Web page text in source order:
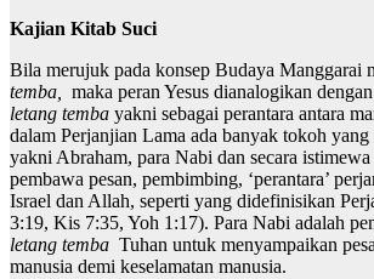
Kajian Kitab Suci
Bila merujuk pada konsep Budaya Manggarai
temba, maka peran Yesus dianalogikan
letang temba yakni sebagai perantara antara
dalam Perjanjian Lama ada banyak tokoh
yakni Abraham, para Nabi dan secara
pembawa pesan, pembimbing, ‘perantara’
Israel dan Allah, seperti yang didefinisikan
3:19, Kis 7:35, Yoh 1:17). Para Nabi adalah
letang temba Tuhan untuk menyampaikan
manusia demi keselamatan manusia.